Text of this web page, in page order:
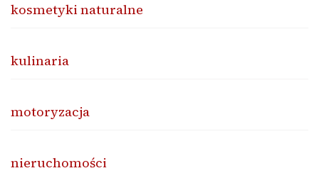
kosmetyki naturalne
kulinaria
motoryzacja
nieruchomości